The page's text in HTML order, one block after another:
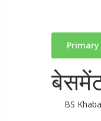
Primary
BS